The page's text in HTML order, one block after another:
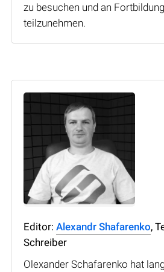
zu besuchen und an
teilzunehmen.
Editor: Alexandr Shafarenko,
Schreiber
Olexander Schafarenko hat